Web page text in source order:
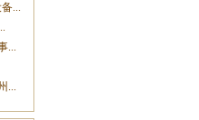
...
...
...